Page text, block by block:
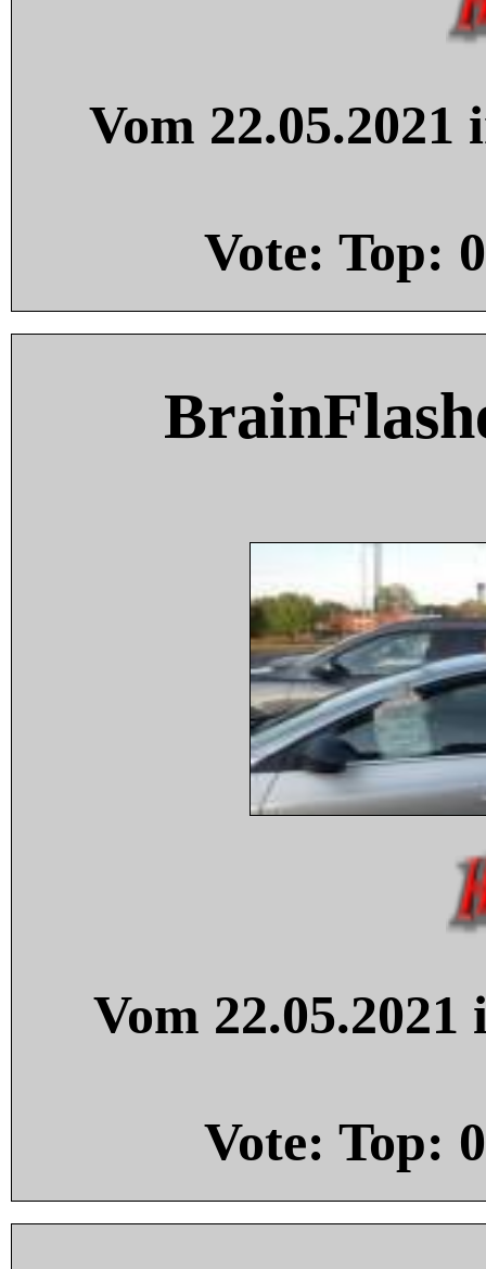
Vom
Vote: Top: 0
Vom
Vote: Top: 0